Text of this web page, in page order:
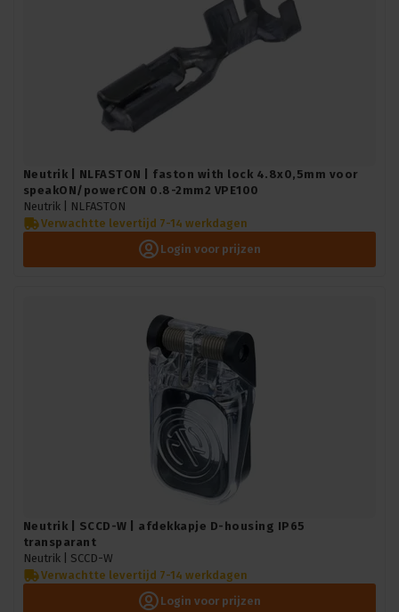
Neutrik | NLFASTON | faston with lock 4.8x0,5mm voor
speakON/powerCON 0.8-2mm2 VPE100
Neutrik |
NLFASTON
Verwachtte levertijd 7-14 werkdagen
Login voor prijzen
Neutrik | SCCD-W | afdekkapje D-housing IP65
transparant
Neutrik | SCCD-W
Verwachtte levertijd 7-14 werkdagen
Login voor prijzen